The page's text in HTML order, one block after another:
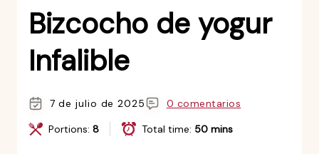
Bizcocho de yogur
Infalible
7 de julio de 2025
0 comentarios
Portions: 8 Total time: 50 mins